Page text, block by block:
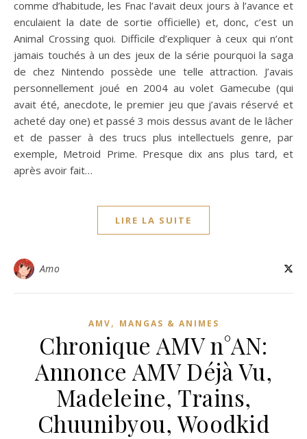
comme d’habitude, les Fnac l’avait deux jours à l’avance et
enculaient la date de sortie officielle) et, donc, c’est un
Animal Crossing quoi. Difficile d’expliquer à ceux qui n’ont
jamais touchés à un des jeux de la série pourquoi la saga
de chez Nintendo possède une telle attraction. J’avais
personnellement joué en 2004 au volet Gamecube (qui
avait été, anecdote, le premier jeu que j’avais réservé et
acheté day one) et passé 3 mois dessus avant de le lâcher
et de passer à des trucs plus intellectuels genre, par
exemple, Metroid Prime. Presque dix ans plus tard, et
après avoir fait…
LIRE LA SUITE
Amo
AMV, MANGAS & ANIMES
Chronique AMV n°AN:
Annonce AMV Déjà Vu,
Madeleine, Trains,
Chuunibyou, Woodkid